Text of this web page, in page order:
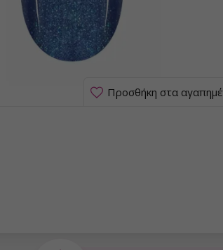
Προσθήκη στα